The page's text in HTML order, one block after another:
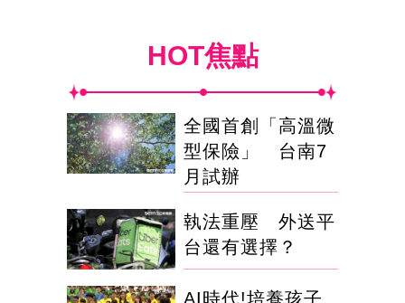
HOT焦點
全國首創「高溫微
型保險」 台南7
月試辦
執法重壓 外送平
台還有選擇？
AI時代!培養孩子